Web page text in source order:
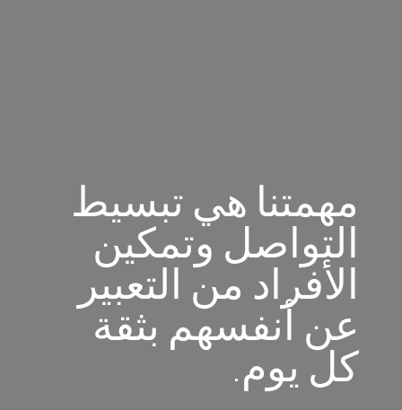
مهمتنا هي تبسيط
التواصل وتمكين
الأفراد من التعبير
عن أنفسهم بثقة
كل يوم.